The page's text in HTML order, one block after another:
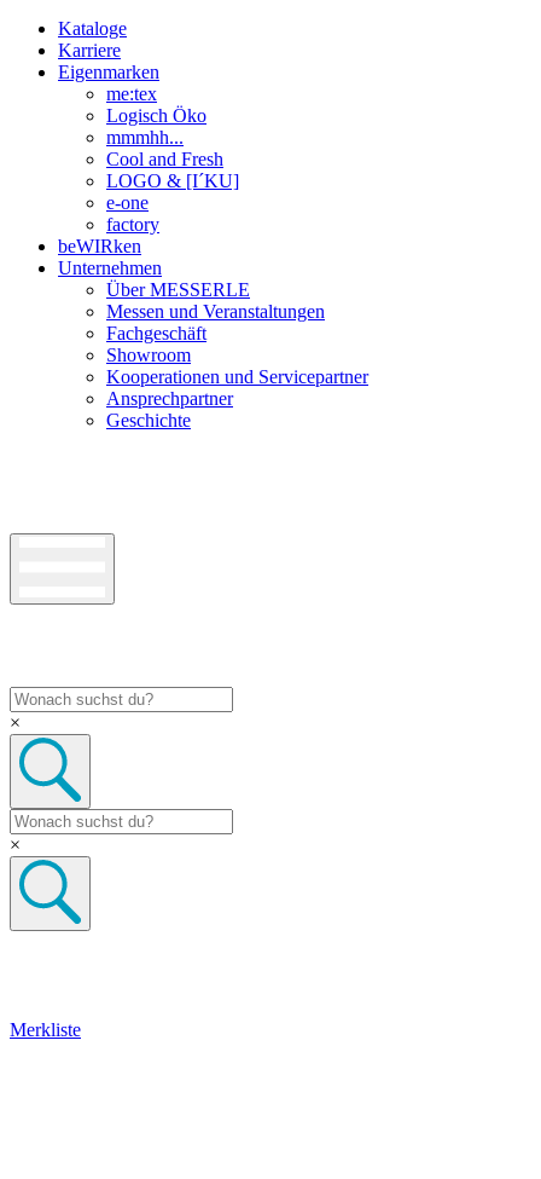
Kataloge
Karriere
Eigenmarken
me:tex
Logisch Öko
mmmhh...
Cool and Fresh
LOGO & [I´KU]
e-one
factory
beWIRken
Unternehmen
Über MESSERLE
Messen und Veranstaltungen
Fachgeschäft
Showroom
Kooperationen und Servicepartner
Ansprechpartner
Geschichte
×
×
Merkliste